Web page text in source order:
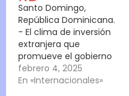
r
n
o
e
n
Santo Domingo,
República Dominicana.
- El clima de inversión
extranjera que
promueve el gobierno
del presidente Luis
Abinader Corona
febrero 4, 2025
En «Internacionales»